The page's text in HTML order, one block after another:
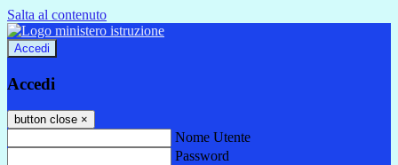
Salta al contenuto
Accedi
Accedi
button close ×
Nome Utente
Password